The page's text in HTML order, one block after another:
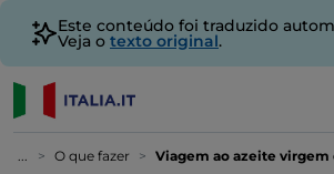
Este conteúdo foi traduzido
Veja o texto original.
... O que fazer Viagem ao azeite virgem